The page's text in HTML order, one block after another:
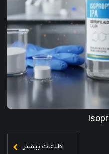
اطلاعات بیشتر